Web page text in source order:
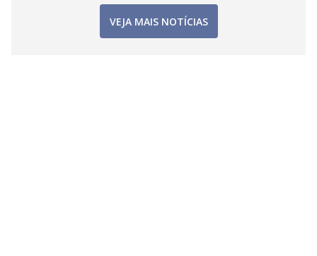
VEJA MAIS NOTÍCIAS